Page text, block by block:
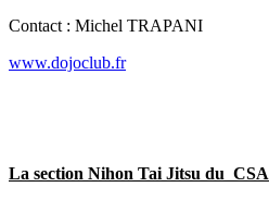
Contact : Michel TRAPANI
www.dojoclub.fr
La section Nihon Tai Jitsu du CSA